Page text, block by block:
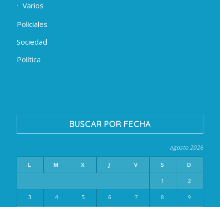
Varios
Policiales
Sociedad
Política
BUSCAR POR FECHA
agosto 2026
L M X J V S D
1 2
3 4 5 6 7 8 9